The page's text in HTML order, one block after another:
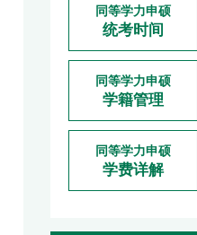
同等学力申硕
统考时间
同等学力申硕
学籍管理
同等学力申硕
学费详解